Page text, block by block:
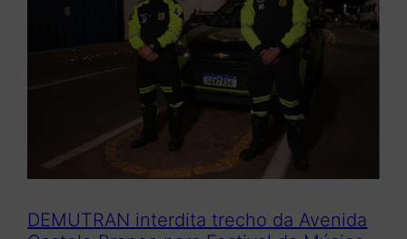
DEMUTRAN interdita trecho da Avenida